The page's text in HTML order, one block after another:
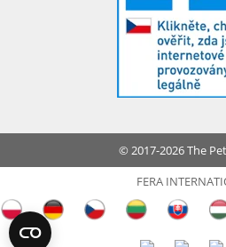
© 2017-2026 The
FERA